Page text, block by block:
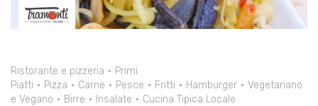
Ristorante e pizzeria
Primi
Piatti
Pizza Carne Pesce Fritti Hamburger
Vegetariano
e Vegano
Birre Insalate Cucina Tipica Locale